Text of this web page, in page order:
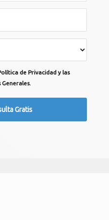
de Privacidad y las